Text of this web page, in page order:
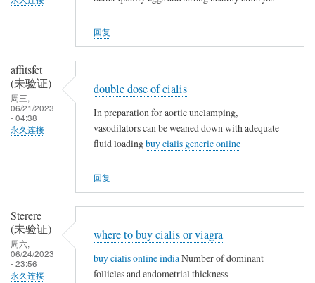
回复
affitsfet
(未验证)
周三,
06/21/2023
- 04:38
永久连接
double dose of cialis
In preparation for aortic unclamping,
vasodilators can be weaned down with adequate
fluid loadingbuy cialis generic online
回复
Sterere
(未验证)
周六,
06/24/2023
- 23:56
永久连接
where to buy cialis or viagra
buy cialis online indiaNumber of dominant
follicles and endometrial thickness